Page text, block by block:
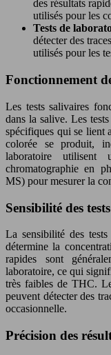
des résultats
utilisés pour les
Tests de
détecter des
utilisés pour les
Fonctionnement
Les tests salivaires
dans la salive. Les
spécifiques qui se lient
colorée se produit,
laboratoire utilisent
chromatographie en
MS) pour mesurer la
Sensibilité des tests
La sensibilité des
détermine la
rapides sont
laboratoire, ce qui
très faibles de THC.
peuvent détecter des
occasionnelle.
Précision des